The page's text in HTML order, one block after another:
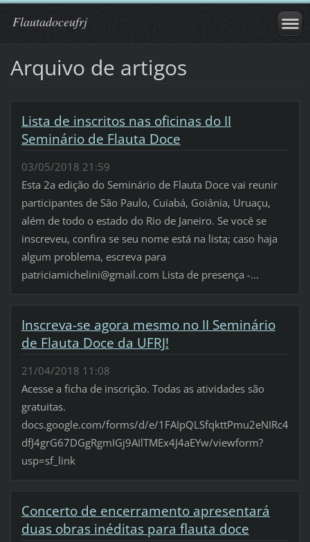
Flautadoceufrj
Arquivo de artigos
Lista de inscritos nas oficinas do II
Seminário de Flauta Doce
03/05/2018 21:59
Esta 2a edição do Seminário de Flauta Doce vai reunir
participantes de São Paulo, Cuiabá, Goiânia, Uruaçu,
além de todo o estado do Rio de Janeiro. Se você se
inscreveu, confira se seu nome está na lista; caso haja
algum problema, escreva para
patriciamichelini@gmail.com Lista de presença -...
Inscreva-se agora mesmo no II Seminário
de Flauta Doce da UFRJ!
21/04/2018 11:08
Acesse a ficha de inscrição. Todas as atividades são
gratuitas.
docs.google.com/forms/d/e/1FAIpQLSfqkttPmu2eNIRc4
dfJ4grG67DGgRgmIGj9AIlTMEx4J4aEYw/viewform?
usp=sf_link
Concerto de encerramento apresentará
duas obras inéditas para flauta doce